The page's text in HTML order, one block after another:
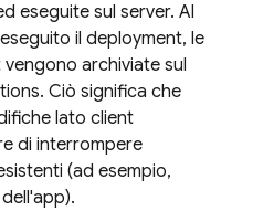
eseguite sul server. Al
il deployment, le
vengono archiviate sul
Ciò significa che
lato client
di interrompere
(ad esempio,